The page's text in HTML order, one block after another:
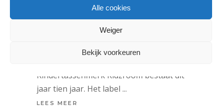
Alle cookies
Weiger
Bekijk voorkeuren
JUBILEREND KIDZROOM: ‘WE ZIJN
CONSTANT OP ZOEK NAAR
Kindertassenmerk Kidzroom bestaat dit
jaar tien jaar. Het label
LEES MEER